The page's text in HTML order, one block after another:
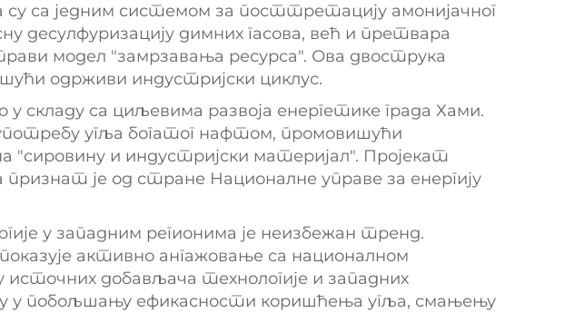
са једним системом за посттретацију амонијачног
десулфуризацију димних гасова, већ и претвара
модел "замрзавања ресурса". Ова двострука
одрживи индустријски циклус.
складу са циљевима развоја енергетике града Хами.
угља богатог нафтом, промовишући
"сировину и индустријски материјал". Пројекат
је од стране Националне управе за енергију
у западним регионима је неизбежан тренд.
активно ангажовање са националном
добављача технологије и западних
у побољшању ефикасности коришћења угља, смањењу